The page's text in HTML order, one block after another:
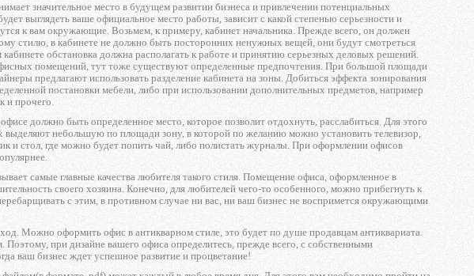
значительное место в будущем развитии бизнеса и привлечении потенциальных
выглядеть ваше официальное место работы, зависит с какой степенью серьезности и
к вам окружающие. Возьмем, к примеру, кабинет начальника. Прежде всего, он должен
стилю, в кабинете не должно быть посторонних ненужных вещей, они будут смотреться
обстановка должна располагать к работе и принятию серьезных деловых решений.
помещений, тут тоже существуют определенные предпочтения. При большой площади
предлагают использовать разделение кабинета на зоны. Добиться эффекта зонирования
постановки мебели, либо при использовании дополнительных предметов, например
и прочего.
должно быть определенное место, которое позволит отдохнуть, расслабиться. Для этого
небольшую по площади зону, в которой по желанию можно установить телевизор,
и стол, где можно будет попить чай, либо полистать журналы. При оформлении офисов
самые главные качества любителя такого стиля. Помещение офиса, оформленное в
своего хозяина. Конечно, для любителей чего-то особенного, можно прибегнуть к
с этим, в противном случае ни вас, ни ваш бизнес не воспримется окружающими
Можно оформить офис в антикварном стиле, это будет по душе продавцам антиквариата.
при дизайне вашего офиса определитесь, прежде всего, с собственными
ваш бизнес ждет успешное развитие и процветание!